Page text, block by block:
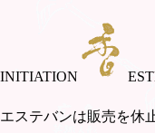
INITIATION
エステバンは販売を休